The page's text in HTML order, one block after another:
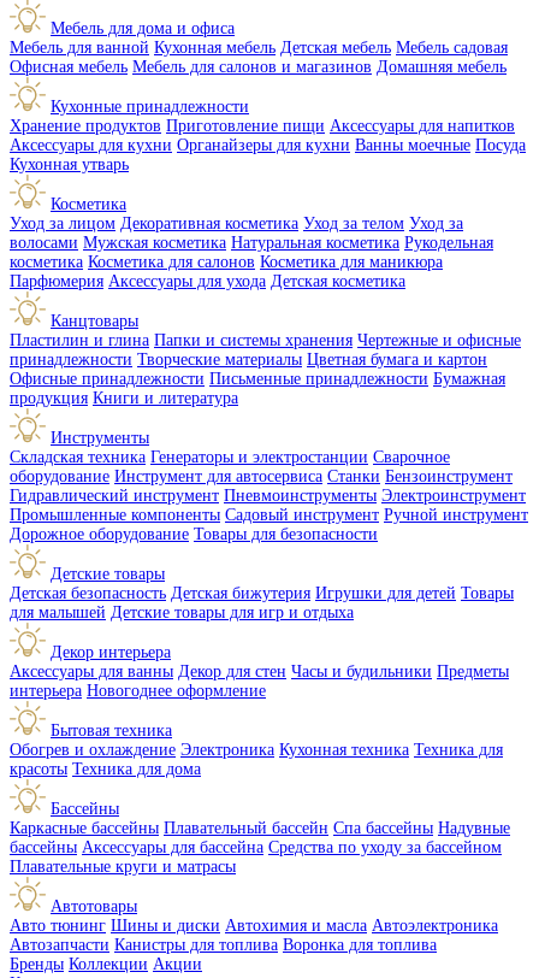
Мебель для дома и офиса
Мебель для ванной Кухонная мебель Детская мебель Мебель садовая
Офисная мебель Мебель для салонов и магазинов Домашняя мебель
Кухонные принадлежности
Хранение продуктов Приготовление пищи Аксессуары для напитков
Аксессуары для кухни Органайзеры для кухни Ванны моечные Посуда
Кухонная утварь
Косметика
Уход за лицом Декоративная косметика Уход за телом Уход за
волосами Мужская косметика Натуральная косметика Рукодельная
косметика Косметика для салонов Косметика для маникюра
Парфюмерия Аксессуары для ухода Детская косметика
Канцтовары
Пластилин и глина Папки и системы хранения Чертежные и офисные
принадлежности Творческие материалы Цветная бумага и картон
Офисные принадлежности Письменные принадлежности Бумажная
продукция Книги и литература
Инструменты
Складская техника Генераторы и электростанции Сварочное
оборудование Инструмент для автосервиса Станки Бензоинструмент
Гидравлический инструмент Пневмоинструменты Электроинструмент
Промышленные компоненты Садовый инструмент Ручной инструмент
Дорожное оборудование Товары для безопасности
Детские товары
Детская безопасность Детская бижутерия Игрушки для детей Товары
для малышей Детские товары для игр и отдыха
Декор интерьера
Аксессуары для ванны Декор для стен Часы и будильники Предметы
интерьера Новогоднее оформление
Бытовая техника
Обогрев и охлаждение Электроника Кухонная техника Техника для
красоты Техника для дома
Бассейны
Каркасные бассейны Плавательный бассейн Спа бассейны Надувные
бассейны Аксессуары для бассейна Средства по уходу за бассейном
Плавательные круги и матрасы
Автотовары
Авто тюнинг Шины и диски Автохимия и масла Автоэлектроника
Автозапчасти Канистры для топлива Воронка для топлива
Бренды Коллекции Акции